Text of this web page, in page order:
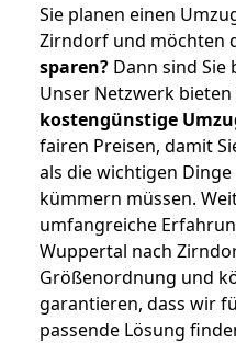
Sie planen einen
Zirndorf und möchten
sparen? Dann sind Sie
Unser Netzwerk bieten
kostengünstige
fairen Preisen, damit
als die wichtigen
kümmern müssen.
umfangreiche
Wuppertal nach
Größenordnung und
garantieren, dass wir
passende Lösung